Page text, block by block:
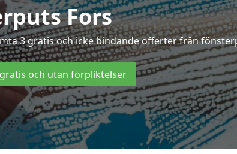
Fors
3 gratis och icke bindande offerter från
och utan förpliktelser